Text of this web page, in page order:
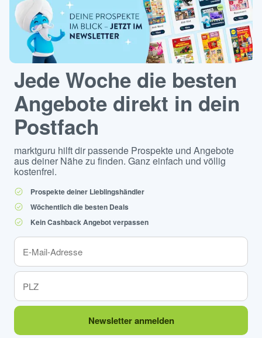
Jede Woche die besten
Angebote direkt in dein
Postfach
marktguru hilft dir passende Prospekte und Angebote
aus deiner Nähe zu finden. Ganz einfach und völlig
kostenfrei.
Prospekte deiner Lieblingshändler
Wöchentlich die besten Deals
Kein Cashback Angebot verpassen
Newsletter anmelden